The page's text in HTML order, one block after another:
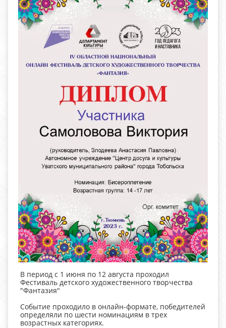
В период с 1 июня по 12 августа проходил
Фестиваль детского художественного творчества
"Фантазия"
Событие проходило в онлайн-формате, победителей
определяли по шести номинациям в трех
возрастных категориях.